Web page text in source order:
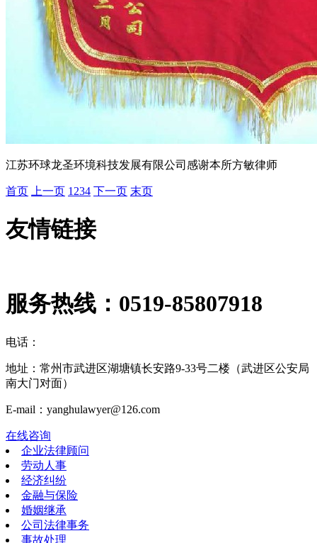
江苏环球龙圣环境科技发展有限公司感谢本所方敏律师
首页 上一页 1 234 下一页 末页
友情链接
服务热线： 0519-85807918
电话：
地址：常州市武进区湖塘镇长安路9-33号二楼（武进区公安局
南大门对面）
E-mail：yanghulawyer@126.com
在线咨询
企业法律顾问
劳动人事
经济纠纷
金融与保险
婚姻继承
公司法律事务
事故处理